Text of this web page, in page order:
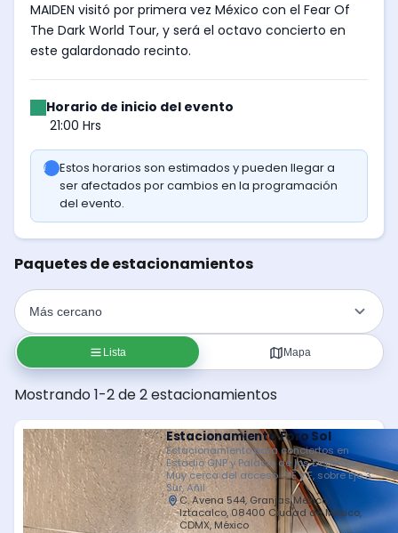
MAIDEN visitó por primera vez México con el Fear Of
The Dark World Tour, y será el octavo concierto en
este galardonado recinto.
Horario de inicio del evento
21:00 Hrs
Estos horarios son estimados y pueden llegar a
ser afectados por cambios en la programación
del evento.
Paquetes de estacionamientos
Lista Mapa
Mostrando 1-2 de 2 estacionamientos
Estacionamiento Foro Sol
Estacionamiento para conciertos en
Estadio GNP y Palacio de los Deportes.
Muy cerca del acceso G E y F, sobre Eje 3
Sur, Añil
C. Avena 544, Granjas México,
Iztacalco, 08400 Ciudad de México,
CDMX, México